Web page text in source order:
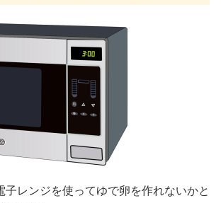
子レンジを使ってゆで卵を作れないかと